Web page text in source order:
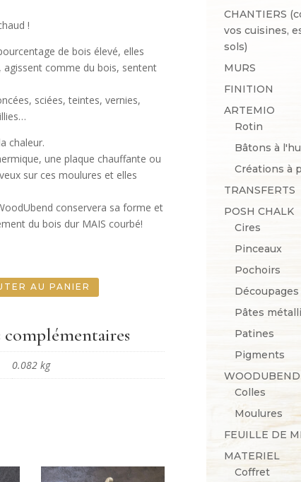
!
de bois élevé, elles
agissent comme du bois, sentent
sciées, teintes, vernies,
chaleur.
une plaque chauffante ou
sur ces moulures et elles
conservera sa forme et
du bois dur MAIS courbé!
AU PANIER
0.082 kg
CHANTIERS
vos cuisines,
sols)
MURS
FINITION
ARTEMIO
Rotin
Bâtons à
Créations à
TRANSFERTS
POSH CHALK
Cires
Pinceaux
Pochoirs
Découpages
Pâtes
Patines
Pigments
WOODUBEND
Colles
Moulures
FEUILLE DE
MATERIEL
Coffret